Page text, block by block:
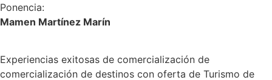
Ponencia:
Mamen Martínez Marín
Experiencias exitosas de comercialización de
comercialización de destinos con oferta de Turismo de